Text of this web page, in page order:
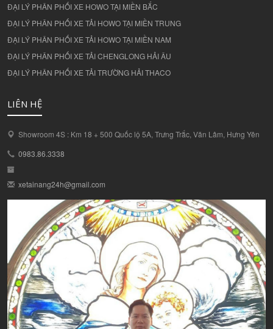
ĐẠI LÝ PHÂN PHỐI XE HOWO TẠI MIỀN BẮC
ĐẠI LÝ PHÂN PHỐI XE TẢI HOWO TẠI MIỀN TRUNG
ĐẠI LÝ PHÂN PHỐI XE TẢI HOWO TẠI MIỀN NAM
ĐẠI LÝ PHÂN PHỐI XE TẢI CHENGLONG HẢI ÂU
ĐẠI LÝ PHÂN PHỐI XE TẢI TRƯỜNG HẢI THACO
LIÊN HỆ
Showroom 4S : Km 18 + 500 Quốc lộ 5A, Trưng Trắc, Văn Lâm, Hưng Yên
0983.86.3338
xetainang24h@gmail.com